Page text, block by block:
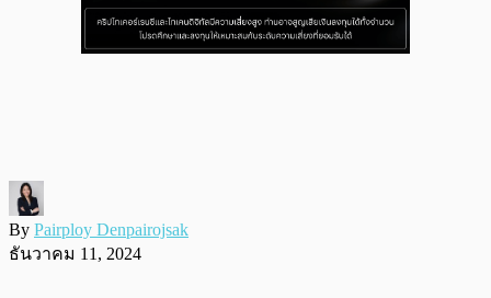
By Pairploy Denpairojsak
ธันวาคม 11, 2024